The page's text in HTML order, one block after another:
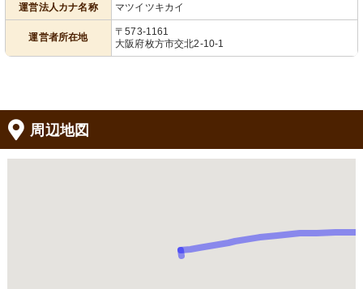
運営法人カナ名称 マツイツキカイ
運営者所在地
〒573-1161
大阪府枚方市交北2-10-1
周辺地図